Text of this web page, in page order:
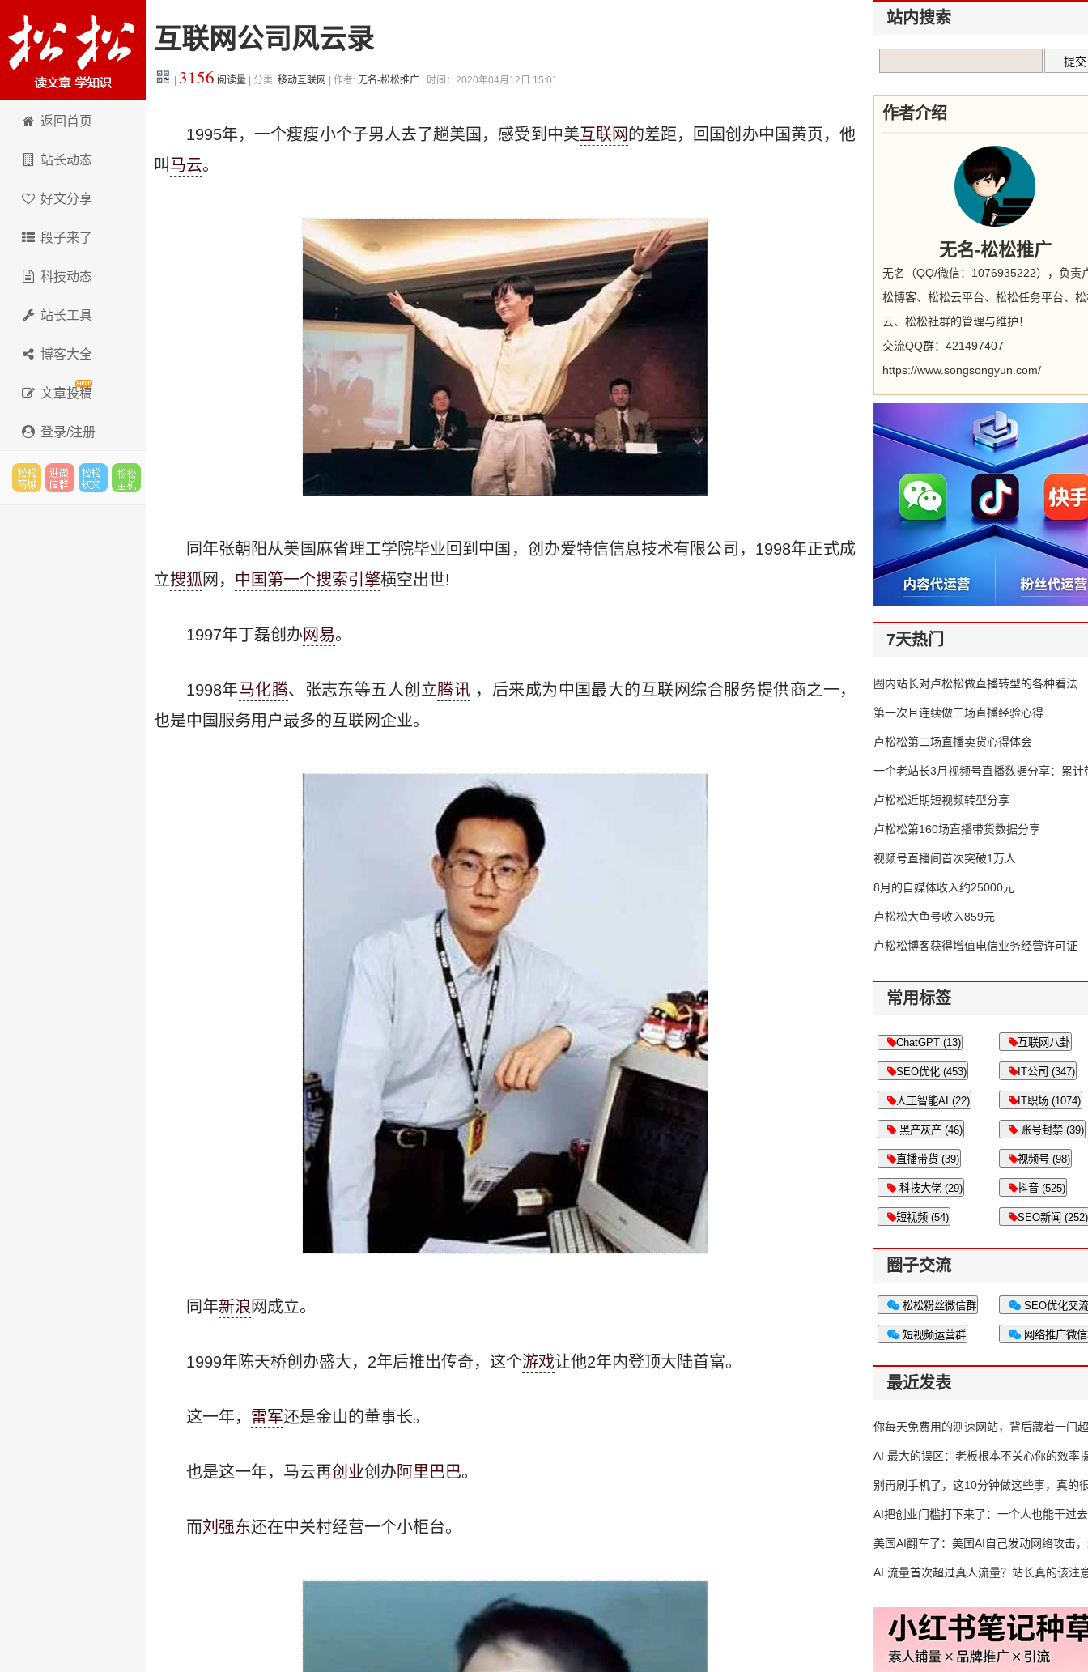
松松科技
返回首页
站长动态
好文分享
段子来了
科技动态
站长工具
博客大全
文章投稿
登录/注册
互联网公司风云录
3156 阅读量 | 分类: 移动互联网 | 作者: 无名-松松推广 | 时间：2020年04月12日 15:01
1995年，一个瘦瘦小个子男人去了趟美国，感受到中美 互联网 的差距，回国创办中国黄页，他
叫马云。
同年张朝阳从美国麻省理工学院毕业回到中国，创办爱特信信息技术有限公司，1998年正式成
立搜狐网， 中国第一个搜索引擎横空出世!
1997年丁磊创办网易。
1998年马化腾、张志东等五人创立腾讯 ，后来成为中国最大的互联网综合服务提供商之一，
也是中国服务用户最多的互联网企业。
同年新浪 网成立。
1999年陈天桥创办盛大，2年后推出传奇，这个游戏让他2年内登顶大陆首富。
这一年， 雷军还是金山的董事长。
也是这一年，马云再创业创办阿里巴巴。
而刘强东还在中关村经营一个小柜台。
站内搜索
作者介绍
无名-松松推广
无名（QQ/微信：1076935222），负责
松博客、松松云平台、松松任务平台、
云、松松社群的管理与维护！
交流QQ群：421497407
https://www.songsongyun.com/
7天热门
圈内站长对卢松松做直播转型的各种看法
第一次且连续做三场直播经验心得
卢松松第二场直播卖货心得体会
一个老站长3月视频号直播数据分享：累计
65万
卢松松近期短视频转型分享
卢松松第160场直播带货数据分享
视频号直播间首次突破1万人
8月的自媒体收入约25000元
卢松松大鱼号收入859元
卢松松博客获得增值电信业务经营许可证
常用标签
ChatGPT (13) 互联网八卦
SEO优化 (453) IT公司 (347)
人工智能AI (22) IT职场 (1074)
黑产灰产 (46) 账号封禁 (39)
直播带货 (39) 视频号 (98)
科技大佬 (29) 抖音 (525)
短视频 (54) SEO新闻 (252)
圈子交流
松松粉丝微信群 SEO优化交
短视频运营群 网络推广微
最近发表
你每天免费用的测速网站，背后藏着一门
生意
AI 最大的误区：老板根本不关心你的效率
别再刷手机了，这10分钟做这些事，真的
AI把创业门槛打下来了：一个人也能干过
人的活
美国AI翻车了：美国AI自己发动网络攻击
竟然靠中国AI帮忙善后
AI 流量首次超过真人流量？站长真的该注